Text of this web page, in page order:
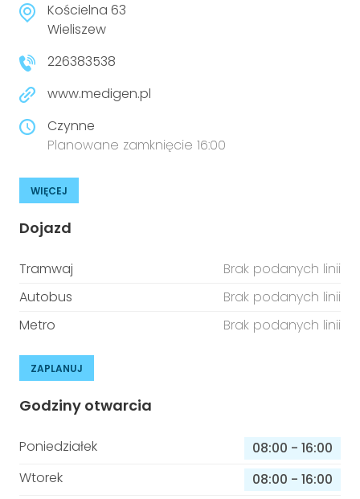
Kościelna 63
Wieliszew
226383538
www.medigen.pl
Czynne
Planowane zamknięcie 16:00
WIĘCEJ
Dojazd
Tramwaj
Brak podanych linii
Autobus
Brak podanych linii
Metro
Brak podanych linii
ZAPLANUJ
Godziny otwarcia
Poniedziałek 08:00 - 16:00
Wtorek
08:00 - 16:00